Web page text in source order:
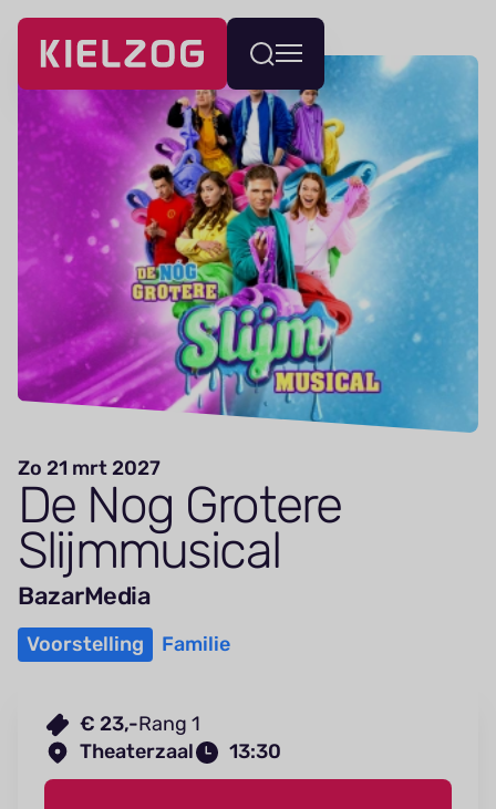
Navigatie
overslaan
Wissel
menu
Zo 21 mrt 2027
De Nog Grotere
Slijmmusical
BazarMedia
Voorstelling Familie
€ 23,-Rang 1
Theaterzaal
13:30